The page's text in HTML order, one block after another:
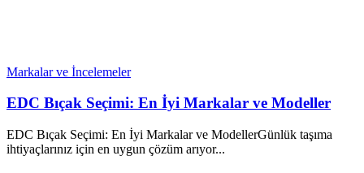
Markalar ve İncelemeler
EDC Bıçak Seçimi: En İyi Markalar ve Modeller
EDC Bıçak Seçimi: En İyi Markalar ve ModellerGünlük taşıma
ihtiyaçlarınız için en uygun çözüm arıyor...